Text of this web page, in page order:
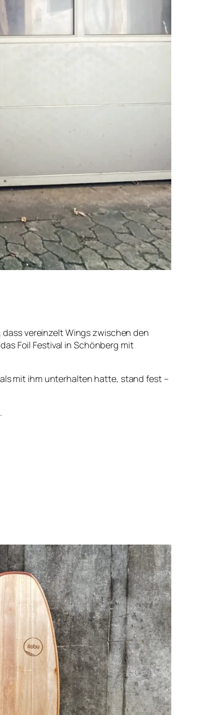
vereinzelt Wings zwischen den
Foil Festival in Schönberg mit
mit ihm unterhalten hatte, stand fest –